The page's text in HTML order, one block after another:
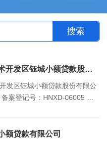
岳阳经济技术开发区钰城小额贷款股份有限公司
发区钰城小额贷款股份有限公
案登记号：HNXD-06005 成
额贷款有限公司